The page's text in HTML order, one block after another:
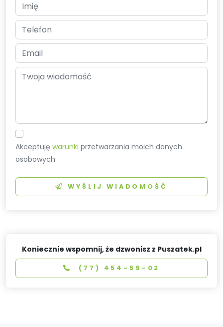
Akceptujęwarunki przetwarzania moich danych
osobowych
WYŚLIJ WIADOMOŚĆ
Koniecznie wspomnij, że dzwonisz z Puszatek.pl
(77) 454-59-02